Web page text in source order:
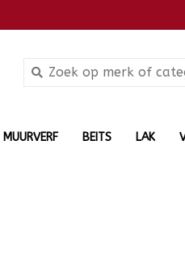
MUURVERF BEITS LAK